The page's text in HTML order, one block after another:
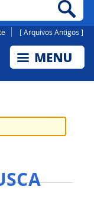
[ Arquivos Antigos ]